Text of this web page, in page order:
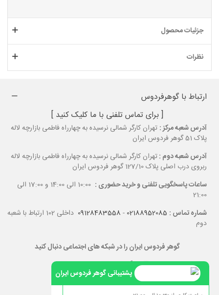
جزئیات محصول
نظرات
ارتباط با گوهرفردوس
[ برای تماس تلفنی با ما کلیک کنید ]
آدرس شعبه مرکز : تهران کارگر شمالی نرسیده به چهارراه فاطمی بازارچه لاله
پلاک 51 گوهر فردوس ایران
آدرس شعبه دوم :تهران کارگر شمالی نرسیده به چهارراه فاطمی بازارچه لاله
ربروی درب اصلی پلاک 127/10 گوهر فردوس ایران
ساعات پاسخگویی تلفنی و خرید حضوری :
10:00 الی 14:00 و 17:00 الی
21:00
شماره تماس : 02188952085
-
09128483558
داخلی 102 ارتباط با شعبه
دوم
گوهر فردوس ایران را در شبکه های اجتماعی دنبال کنید
پشتیبانی گوهر فردوس ایران